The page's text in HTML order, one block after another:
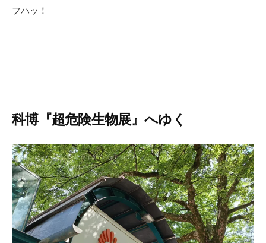
フハッ！
科博『超危険生物展』へゆく